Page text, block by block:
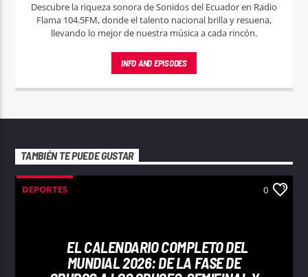
Descubre la riqueza sonora de Sonidos del Ecuador en Radio
Flama 104.5FM, donde el talento nacional brilla y resuena,
llevando lo mejor de nuestra música a cada rincón.
INFO AND EPISODES
TAMBIÉN TE PUEDE GUSTAR
DEPORTES 0
EL CALENDARIO COMPLETO DEL
MUNDIAL 2026: DE LA FASE DE